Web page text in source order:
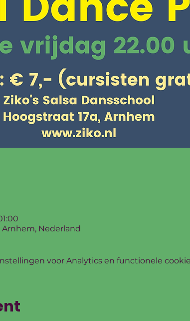
Arnhem, Nederland
voor Analytics en functionele